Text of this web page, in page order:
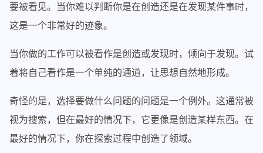
要被看见。当你难以判断你是在创造还是在发现某件事时，
这是一个非常好的迹象。
当你做的工作可以被看作是创造或发现时，倾向于发现。试
着将自己看作是一个单纯的通道，让思想自然地形成。
奇怪的是，选择要做什么问题的问题是一个例外。这通常被
视为搜索，但在最好的情况下，它更像是创造某样东西。在
最好的情况下，你在探索过程中创造了领域。